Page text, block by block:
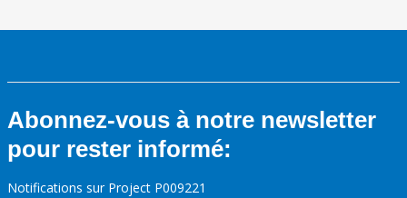
Abonnez-vous à notre newsletter
pour rester informé:
Notifications sur Project P009221